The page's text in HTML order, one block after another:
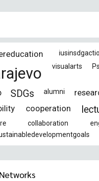
visualarts
SDGs alumni
cooperation
collaboration